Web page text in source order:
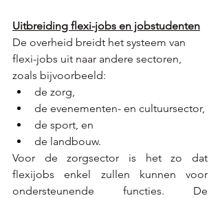
Uitbreiding flexi-jobs en jobstudenten
De overheid breidt het systeem van
flexi-jobs uit naar andere sectoren,
zoals bijvoorbeeld:
de zorg,
de evenementen- en cultuursector,
de sport, en
de landbouw.
Voor de zorgsector is het zo dat
flexijobs enkel zullen kunnen voor
ondersteunende functies. De